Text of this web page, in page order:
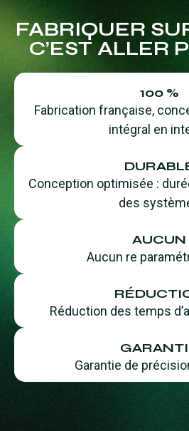
FABRIQUER
C’EST ALLER
100 %
Fabrication française,
intégral en
Conception optimisée :
des
AUCUN
Aucun re
Réduction des temps
Garantie de